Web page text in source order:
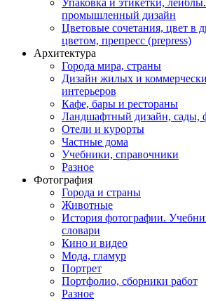
Упаковка и этикетки,
промышленный дизайн
Цветовые сочетания, цвет в
цветом, препресс (prepress)
Архитектура
Города мира, страны
Дизайн жилых и
интерьеров
Кафе, бары и рестораны
Ландшафтный дизайн, сады,
Отели и курорты
Частные дома
Учебники, справочники
Разное
Фотография
Города и страны
Животные
История фотографии.
словари
Кино и видео
Мода, гламур
Портрет
Портфолио, сборники работ
Разное